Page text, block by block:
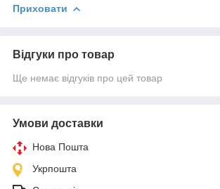
Приховати
Відгуки про товар
Ще немає відгуків про цей товар
Умови доставки
Нова Пошта
Укрпошта